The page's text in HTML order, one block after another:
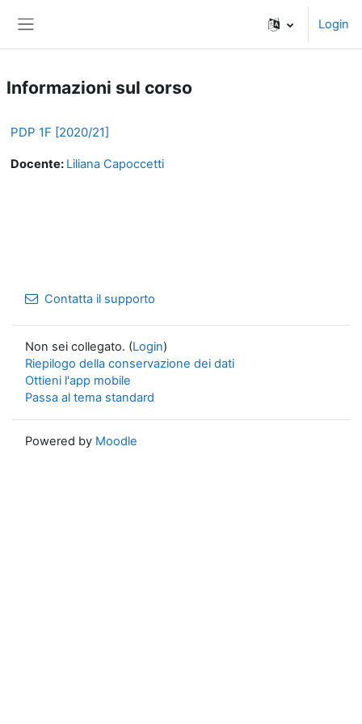
Login
Informazioni sul corso
PDP 1F [2020/21]
Docente: Liliana Capoccetti
Contatta il supporto
Non sei collegato. (Login)
Riepilogo della conservazione dei dati
Ottieni l'app mobile
Passa al tema standard
Powered by Moodle